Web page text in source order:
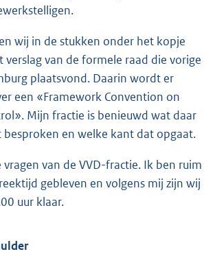
wij in de stukken onder het kopje
verslag van de formele raad die vorige
plaatsvond. Daarin wordt er
een «Framework Convention on
Mijn fractie is benieuwd wat daar
besproken en welke kant dat opgaat.
van de VVD-fractie. Ik ben ruim
gebleven en volgens mij zijn wij
uur klaar.